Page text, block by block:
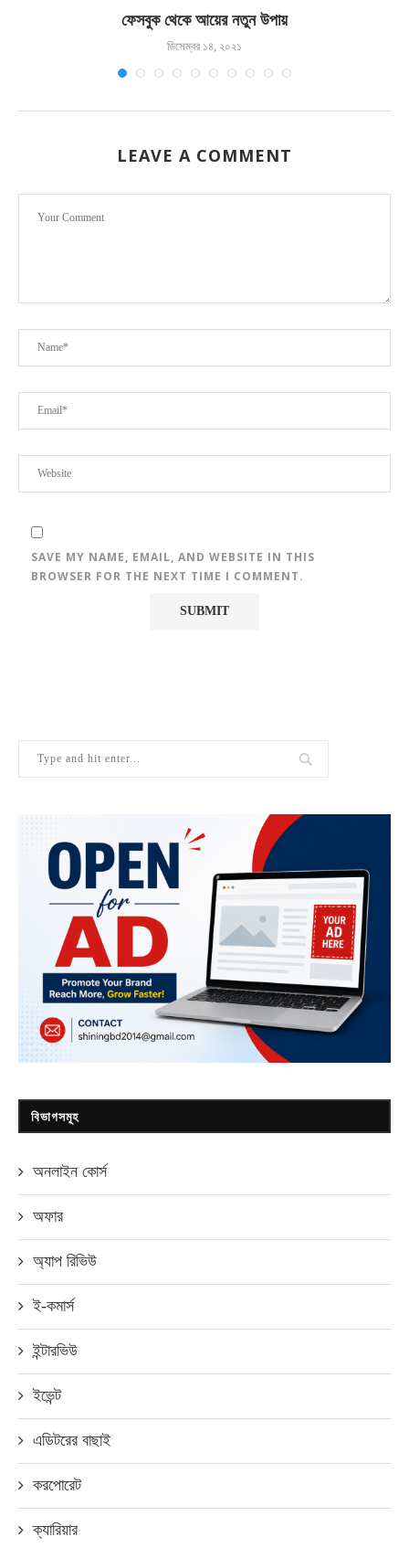
ফেসবুক থেকে আয়ের নতুন উপায়
ডিসেম্বর ১৪, ২০২১
LEAVE A COMMENT
SAVE MY NAME, EMAIL, AND WEBSITE IN THIS
BROWSER FOR THE NEXT TIME I COMMENT.
বিভাগসমূহ
অনলাইন কোর্স
অফার
অ্যাপ রিভিউ
ই-কমার্স
ইন্টারভিউ
ইভেন্ট
এডিটরের বাছাই
করপোরেট
ক্যারিয়ার